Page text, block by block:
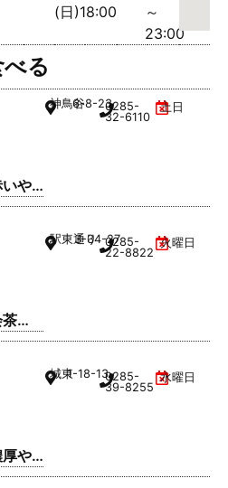
(日)18:00
～
23:00
る
や
神鳥谷6-8-230285-
32-6110
土日
駅東通り3-34-270285-
22-8822
火曜日
や
城東1-18-130285-
39-8255
水曜日